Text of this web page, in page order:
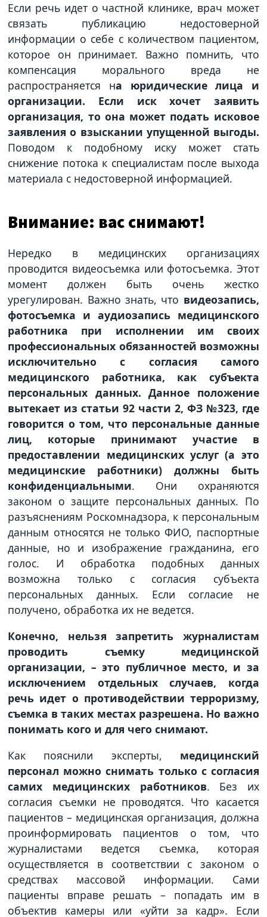
Если речь идет о частной клинике, врач может
связать публикацию недостоверной
информации о себе с количеством пациентом,
которое он принимает. Важно помнить, что
компенсация морального вреда не
распространяется на юридические лица и
организации. Если иск хочет заявить
организация, то она может подать исковое
заявления о взыскании упущенной выгоды.
Поводом к подобному иску может стать
снижение потока к специалистам после выхода
материала с недостоверной информацией.
Внимание: вас снимают!
Нередко в медицинских организациях
проводится видеосъемка или фотосъемка. Этот
момент должен быть очень жестко
урегулирован. Важно знать, что видеозапись,
фотосъемка и аудиозапись медицинского
работника при исполнении им своих
профессиональных обязанностей возможны
исключительно с согласия самого
медицинского работника, как субъекта
персональных данных. Данное положение
вытекает из статьи 92 части 2, ФЗ №323, где
говорится о том, что персональные данные
лиц, которые принимают участие в
предоставлении медицинских услуг (а это
медицинские работники) должны быть
конфиденциальными. Они охраняются
законом о защите персональных данных. По
разъяснениям Роскомнадзора, к персональным
данным относятся не только ФИО, паспортные
данные, но и изображение гражданина, его
голос. И обработка подобных данных
возможна только с согласия субъекта
персональных данных. Если согласие не
получено, обработка их не ведется.
Конечно, нельзя запретить журналистам
проводить съемку медицинской
организации, – это публичное место, и за
исключением отдельных случаев, когда
речь идет о противодействии терроризму,
съемка в таких местах разрешена. Но важно
понимать кого и для чего снимают.
Как пояснили эксперты, медицинский
персонал можно снимать только с согласия
самих медицинских работников. Без их
согласия съемки не проводятся. Что касается
пациентов – медицинская организация, должна
проинформировать пациентов о том, что
журналистами ведется съемка, которая
осуществляется в соответствии с законом о
средствах массовой информации. Сами
пациенты вправе решать – попадать им в
объектив камеры или «уйти за кадр». Если